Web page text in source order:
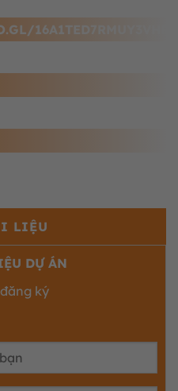
16A1TED7RMUY3VHR7
LIỆU
DỰ ÁN
ký